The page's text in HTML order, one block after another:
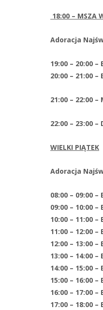
18:00 – MSZA
Adoracja
19:00 – 20:00
20:00 – 21:00
21:00 – 22:00 –
22:00 – 23:00
WIELKI PIĄTEK
Adoracja
08:00 – 09:00
09:00 – 10:00
10:00 – 11:00
11:00 – 12:00
12:00 – 13:00
13:00 – 14:00
14:00 – 15:00
15:00 – 16:00
16:00 – 17:00
17:00 – 18:00